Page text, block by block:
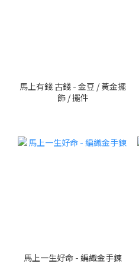
馬上有錢 古錢 - 金豆 / 黃金擺
飾 / 擺件
馬上一生好命 - 編織金手鍊